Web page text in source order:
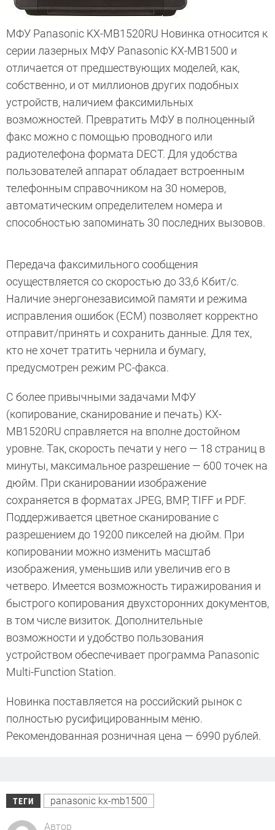
МФУ Panasonic KX-MB1520RU Новинка относится к
серии лазерных МФУ Panasonic KX-MB1500 и
отличается от предшествующих моделей, как,
собственно, и от миллионов других подобных
устройств, наличием факсимильных
возможностей. Превратить МФУ в полноценный
факс можно с помощью проводного или
радиотелефона формата DECT. Для удобства
пользователей аппарат обладает встроенным
телефонным справочником на 30 номеров,
автоматическим определителем номера и
способностью запоминать 30 последних вызовов.
Передача факсимильного сообщения
осуществляется со скоростью до 33,6 Кбит/с.
Наличие энергонезависимой памяти и режима
исправления ошибок (ECM) позволяет корректно
отправит/принять и сохранить данные. Для тех,
кто не хочет тратить чернила и бумагу,
предусмотрен режим PC-факса.
С более привычными задачами МФУ
(копирование, сканирование и печать) KX-
MB1520RU справляется на вполне достойном
уровне. Так, скорость печати у него — 18 страниц в
минуты, максимальное разрешение — 600 точек на
дюйм. При сканировании изображение
сохраняется в форматах JPEG, BMP, TIFF и PDF.
Поддерживается цветное сканирование с
разрешением до 19200 пикселей на дюйм. При
копировании можно изменить масштаб
изображения, уменьшив или увеличив его в
четверо. Имеется возможность тиражирования и
быстрого копирования двухсторонних документов,
в том числе визиток. Дополнительные
возможности и удобство пользования
устройством обеспечивает программа Panasonic
Multi-Function Station.
Новинка поставляется на российский рынок с
полностью русифицированным меню.
Рекомендованная розничная цена — 6990 рублей.
ТЕГИ panasonic kx-mb1500
Автор